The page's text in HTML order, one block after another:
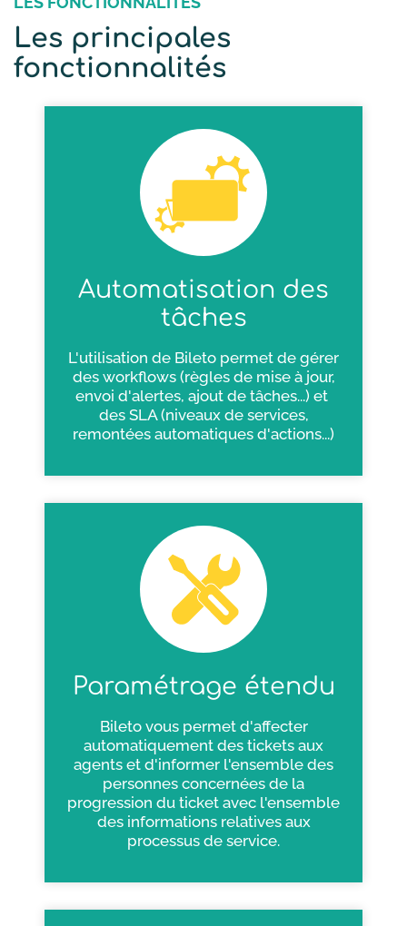
Les principales
fonctionnalités
Automatisation des
tâches
L'utilisation de Bileto permet de gérer
des workflows (règles de mise à jour,
envoi d'alertes, ajout de tâches...) et
des SLA (niveaux de services,
remontées automatiques d'actions...)
Paramétrage étendu
Bileto vous permet d'affecter
automatiquement des tickets aux
agents et d'informer l'ensemble des
personnes concernées de la
progression du ticket avec l'ensemble
des informations relatives aux
processus de service.